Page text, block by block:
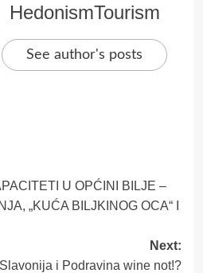
HedonismTourism
See author's posts
U OPĆINI BILJE –
„KUĆA BILJKINOG OCA“ I
Next:
Slavonija i Podravina wine not!?